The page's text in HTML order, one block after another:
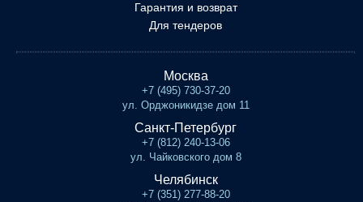
Гарантия и возврат
Для тендеров
Москва
+7 (495) 730-37-20
ул. Орджоникидзе дом 11
Санкт-Петербург
+7 (812) 240-13-06
ул. Чайковского дом 8
Челябинск
+7 (351) 277-88-20